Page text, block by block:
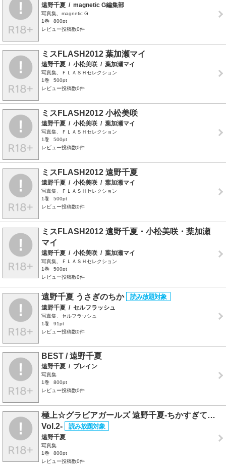
遠野千夏 / magnetic G編集部
写真集、magnetic G
1巻
800pt
レビュー投稿数0件
ミスFLASH2012 葉加瀬マイ
遠野千夏 / 小松美咲 / 葉加瀬マイ
写真集、ＦＬＡＳＨセレクション
1巻
500pt
レビュー投稿数0件
ミスFLASH2012 小松美咲
遠野千夏 / 小松美咲 / 葉加瀬マイ
写真集、ＦＬＡＳＨセレクション
1巻
500pt
レビュー投稿数0件
ミスFLASH2012 遠野千夏
遠野千夏 / 小松美咲 / 葉加瀬マイ
写真集、ＦＬＡＳＨセレクション
1巻
500pt
レビュー投稿数0件
ミスFLASH2012 遠野千夏・小松美咲・葉加瀬
マイ
遠野千夏 / 小松美咲 / 葉加瀬マイ
写真集、ＦＬＡＳＨセレクション
1巻
500pt
レビュー投稿数0件
遠野千夏 うさぎのちか
遠野千夏 / セルフラッシュ
写真集、セルフラッシュ
1巻
91pt
レビュー投稿数0件
BEST / 遠野千夏
遠野千夏 / ブレイン
写真集
1巻
800pt
レビュー投稿数0件
極上☆グラビアガールズ 遠野千夏-ちかすぎて…
Vol.2-
遠野千夏
写真集
1巻
800pt
レビュー投稿数0件